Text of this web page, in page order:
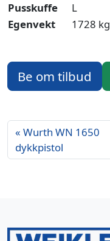
Pusskuffe
L
Egenvekt
1728 kg
Be om tilbud
Wurth WN 1650
dykkpistol